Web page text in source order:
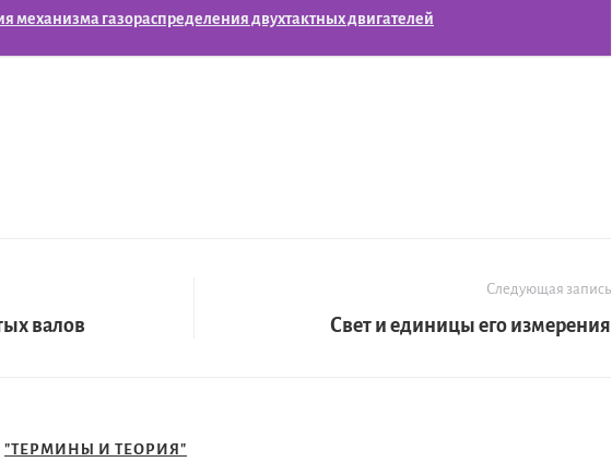
механизма газораспределения двухтактных двигателей
валов
Следующая запись
Свет и единицы его измерения
"ТЕРМИНЫ И ТЕОРИЯ"